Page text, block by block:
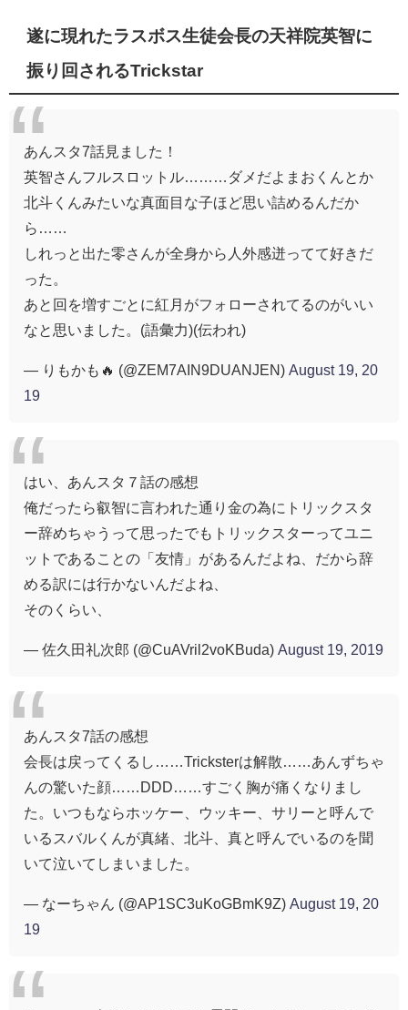
遂に現れたラスボス生徒会長の天祥院英智に
振り回されるTrickstar
あんスタ7話見ました！
英智さんフルスロットル………ダメだよまおくんとか
北斗くんみたいな真面目な子ほど思い詰めるんだか
ら……
しれっと出た零さんが全身から人外感迸ってて好きだ
った。
あと回を増すごとに紅月がフォローされてるのがいい
なと思いました。(語彙力)(伝われ)
— りもかも🔥 (@ZEM7AIN9DUANJEN) August 19, 20
19
はい、あんスタ７話の感想
俺だったら叡智に言われた通り金の為にトリックスタ
ー辞めちゃうって思ったでもトリックスターってユニ
ットであることの「友情」があるんだよね、だから辞
める訳には行かないんだよね、
そのくらい、
— 佐久田礼次郎 (@CuAVril2voKBuda) August 19, 2019
あんスタ7話の感想
会長は戻ってくるし……Tricksterは解散……あんずちゃ
んの驚いた顔……DDD……すごく胸が痛くなりまし
た。いつもならホッケー、ウッキー、サリーと呼んで
いるスバルくんが真緒、北斗、真と呼んでいるのを聞
いて泣いてしまいました。
— なーちゃん (@AP1SC3uKoGBmK9Z) August 19, 20
19